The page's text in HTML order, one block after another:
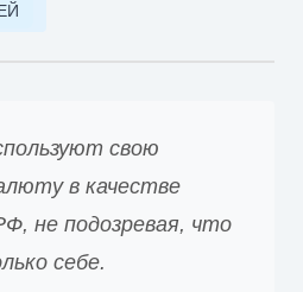
свою
в качестве
не подозревая, что
себе.